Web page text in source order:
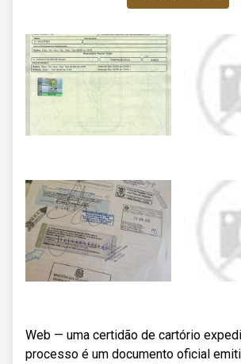
Web — uma certidão de cartório
processo é um documento oficial